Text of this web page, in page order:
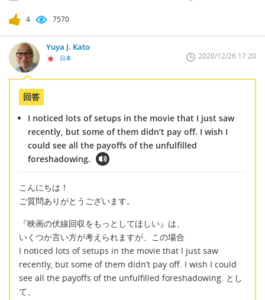
4 7570
Yuya J. Kato
日本 2020/12/26 17:20
回答
I noticed lots of setups in the movie that I just saw
recently, but some of them didn’t pay off. I wish I
could see all the payoffs of the unfulfilled
foreshadowing.
こんにちは！
ご質問ありがとうございます。
『映画の伏線回収をもっとしてほしい』は、
いくつか言い方が考えられますが、この場合
I noticed lots of setups in the movie that I just saw
recently, but some of them didn’t pay off. I wish I could
see all the payoffs of the unfulfilled foreshadowing. とし
て、